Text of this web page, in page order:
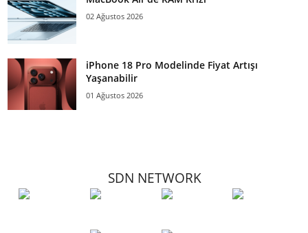
02 Ağustos 2026
iPhone 18 Pro Modelinde Fiyat Artışı
Yaşanabilir
01 Ağustos 2026
SDN NETWORK